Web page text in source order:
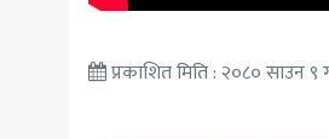
प्रकाशित मिति : २०८० साउन ९